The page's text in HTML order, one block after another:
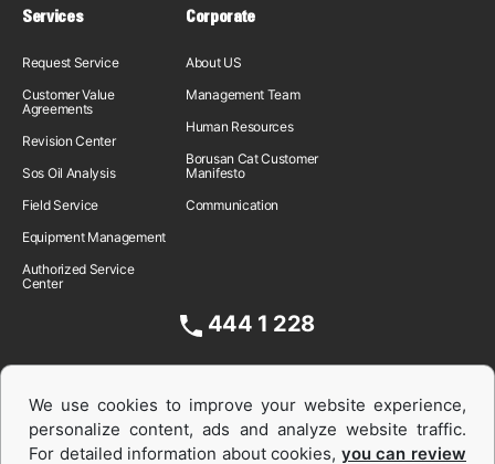
Services
Request Service
Customer Value
Agreements
Revision Center
Sos Oil Analysis
Field Service
Equipment Management
Authorized Service
Center
Corporate
About US
Management Team
Human Resources
Borusan Cat Customer
Manifesto
Communication
444 1 228
We use cookies to improve your website experience,
personalize content, ads and analyze website traffic.
For detailed information about cookies, you can review